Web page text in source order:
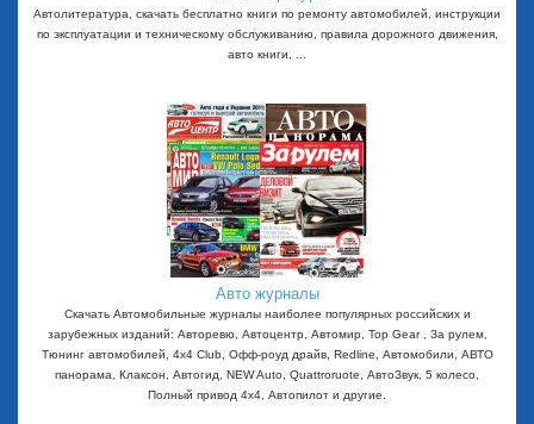
Автолитература, скачать бесплатно книги по ремонту автомобилей, инструкции
по эксплуатации и техническому обслуживанию, правила дорожного движения,
авто книги, ...
Авто журналы
Скачать Автомобильные журналы наиболее популярных российских и
зарубежных изданий: Авторевю, Автоцентр, Автомир, Top Gear , За рулем,
Тюнинг автомобилей, 4x4 Club, Офф-роуд драйв, Redline, Автомобили, АВТО
панорама, Клаксон, Автогид, NEW Auto, Quattroruote, АвтоЗвук, 5 колесо,
Полный привод 4х4, Автопилот и другие.